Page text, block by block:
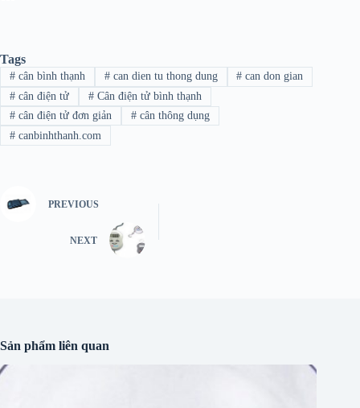
Tags
#cân bình thạnh #can dien tu thong dung # can don gian
#cân điện tử #Cân điện tử bình thạnh
#cân điện tử đơn giản #cân thông dụng
#canbinhthanh.com
PREVIOUS
NEXT
Sản phẩm liên quan